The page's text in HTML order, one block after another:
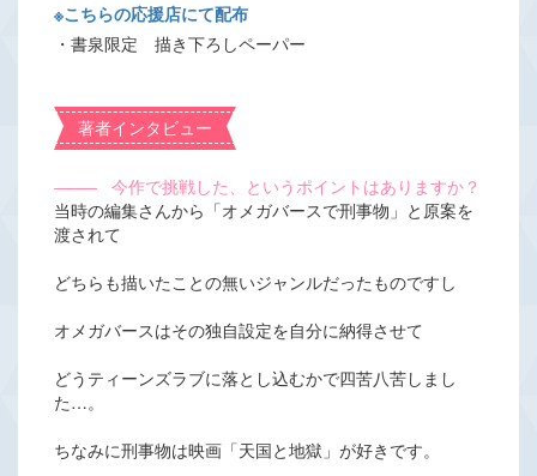
※こちらの応援店にて配布
・書泉限定 描き下ろしペーパー
著者インタビュー
―――今作で挑戦した、というポイントはありますか？
当時の編集さんから「オメガバースで刑事物」と原案を
渡されて
どちらも描いたことの無いジャンルだったものですし
オメガバースはその独自設定を自分に納得させて
どうティーンズラブに落とし込むかで四苦八苦しまし
た…。
ちなみに刑事物は映画「天国と地獄」が好きです。